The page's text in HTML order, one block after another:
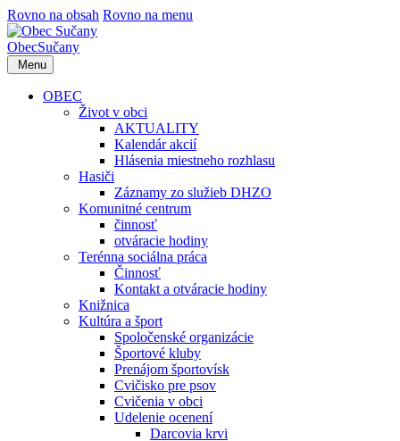
Rovno na obsah Rovno na menu
ObecSučany
Menu
OBEC
Život v obci
AKTUALITY
Kalendár akcií
Hlásenia miestneho rozhlasu
Hasiči
Záznamy zo služieb DHZO
Komunitné centrum
činnosť
otváracie hodiny
Terénna sociálna práca
Činnosť
Kontakt a otváracie hodiny
Knižnica
Kultúra a šport
Spoločenské organizácie
Športové kluby
Prenájom športovísk
Cvičisko pre psov
Cvičenia v obci
Udelenie ocenení
Darcovia krvi